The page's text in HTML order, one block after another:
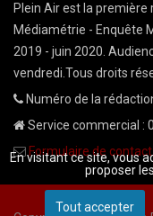
Plein Air est la première
Médiamétrie - Enquête
2019 - juin 2020.
vendredi.Tous droits
Numéro de la
Service commercial :
Formulaire de contact
En visitant ce site, vous
proposer
Tout accepter